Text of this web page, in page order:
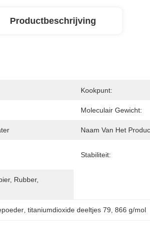
Productbeschrijving
Kookpunt:
Moleculair Gewicht:
Naam Van Het
Stabiliteit:
Rubber,
, titaniumdioxide deeltjes 79 , 866 g/mol